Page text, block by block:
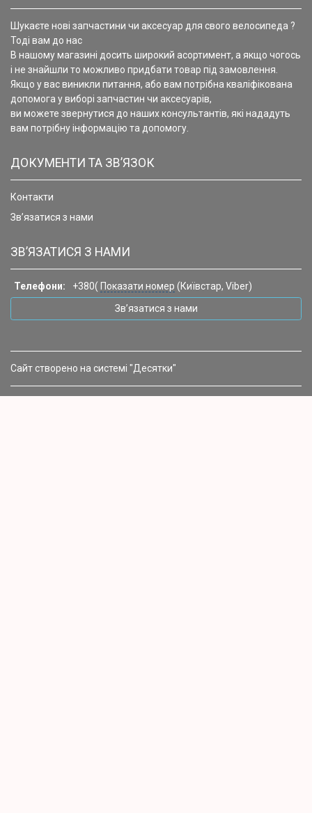
Шукаєте нові запчастини чи аксесуар для свого велосипеда ?
Тоді вам до нас
В нашому магазині досить широкий асортимент, а якщо чогось
і не знайшли то можливо придбати товар під замовлення.
Якщо у вас виникли питання, або вам потрібна кваліфікована
допомога у виборі запчастин чи аксесуарів,
ви можете звернутися до наших консультантів, які нададуть
вам потрібну інформацію та допомогу.
ДОКУМЕНТИ ТА ЗВ’ЯЗОК
Контакти
Зв’язатися з нами
ЗВ’ЯЗАТИСЯ З НАМИ
Телефони: +380( Показати номер (Київстар, Viber)
Зв’язатися з нами
Сайт створено на системі "Десятки"